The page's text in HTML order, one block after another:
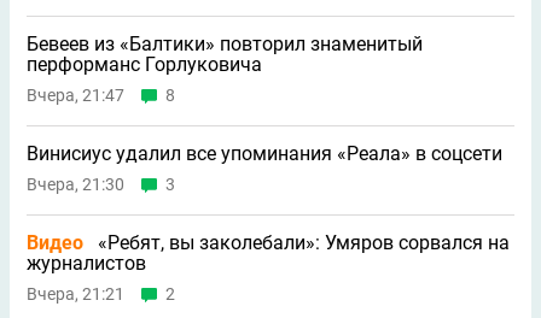
Бевеев из «Балтики» повторил знаменитый
перформанс Горлуковича
Вчера, 21:47 8
Винисиус удалил все упоминания «Реала» в соцсети
Вчера, 21:30 3
Видео
«Ребят, вы заколебали»: Умяров сорвался на
журналистов
Вчера, 21:21 2